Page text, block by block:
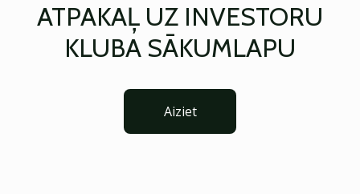
ATPAKAĻ UZ INVESTORU
KLUBA SĀKUMLAPU
Aiziet